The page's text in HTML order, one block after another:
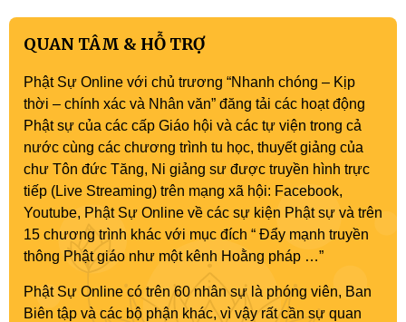
QUAN TÂM & HỖ TRỢ
Phật Sự Online với chủ trương “Nhanh chóng – Kịp
thời – chính xác và Nhân văn” đăng tải các hoạt động
Phật sự của các cấp Giáo hội và các tự viện trong cả
nước cùng các chương trình tu học, thuyết giảng của
chư Tôn đức Tăng, Ni giảng sư được truyền hình trực
tiếp (Live Streaming) trên mạng xã hội: Facebook,
Youtube, Phật Sự Online về các sự kiện Phật sự và trên
15 chương trình khác với mục đích “ Đẩy mạnh truyền
thông Phật giáo như một kênh Hoằng pháp …”
Phật Sự Online có trên 60 nhân sự là phóng viên, Ban
Biên tập và các bộ phận khác, vì vậy rất cần sự quan